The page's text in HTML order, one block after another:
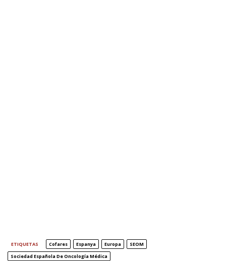
ETIQUETAS Cofares Espanya Europa
SEOM
Sociedad Española De Oncología Médica